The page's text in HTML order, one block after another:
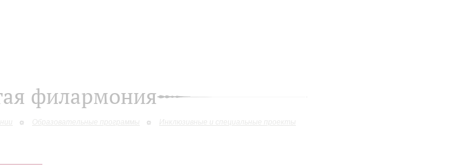
филармония
Образовательные программы Инклюзивные и специальные проекты